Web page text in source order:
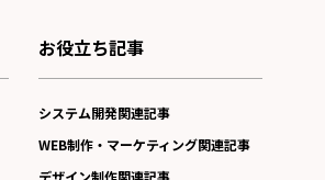
お役立ち記事
システム開発関連記事
WEB制作・マーケティング関連記事
デザイン制作関連記事